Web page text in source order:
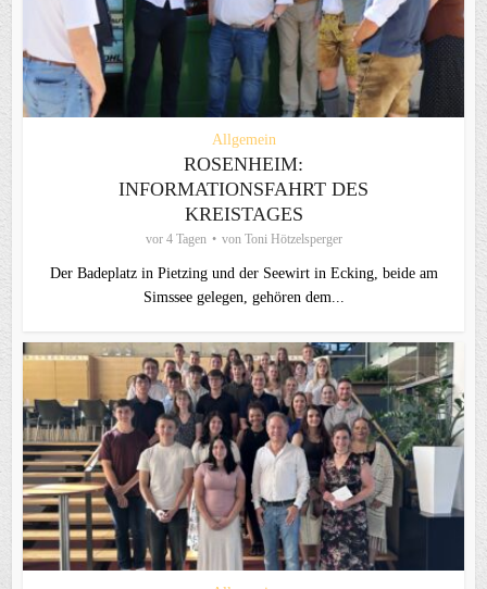
Allgemein
ROSENHEIM:
INFORMATIONSFAHRT DES
KREISTAGES
vor 4 Tagen von Toni Hötzelsperger
Der Badeplatz in Pietzing und der Seewirt in Ecking, beide am
Simssee gelegen, gehören dem...